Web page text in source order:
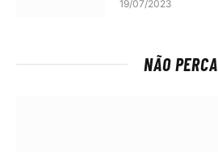
19/07/2023
NÃO PERCA